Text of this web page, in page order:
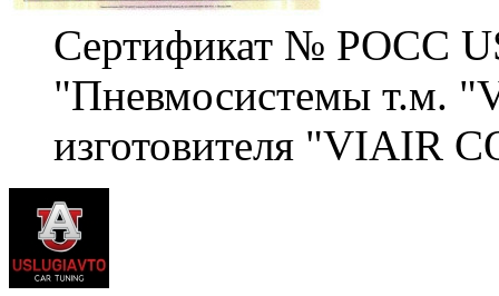
Сертификат № РОСС
"Пневмосистемы т.м.
изготовителя "VIAIR